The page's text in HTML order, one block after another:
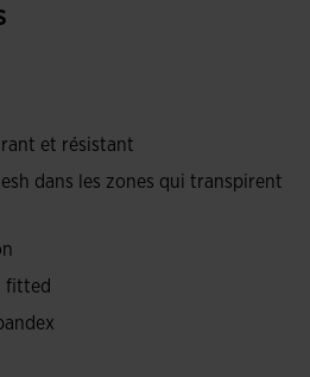
un ajustement confortable et
élasticité, permettant au corps de
les entraînements intenses. Le
une texture douce et légère qui
corps, offrant une liberté de
et résistant
dans les zones qui transpirent
fitted